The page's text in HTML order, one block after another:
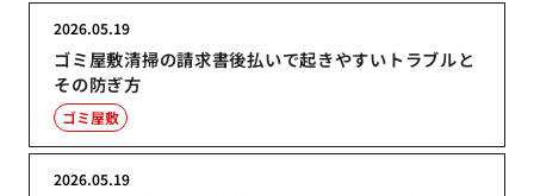
ゴミ屋敷清掃の請求書後払いで起きやすいトラブルと
その防ぎ方
2026.05.19
ゴミ屋敷
2026.05.19